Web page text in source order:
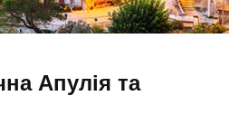
Апулія та